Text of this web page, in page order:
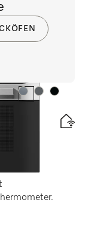
Farbe:Farbe:Farbe: